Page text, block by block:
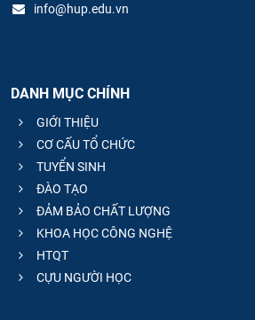
info@hup.edu.vn
DANH MỤC CHÍNH
GIỚI THIỆU
CƠ CẤU TỔ CHỨC
TUYỂN SINH
ĐÀO TẠO
ĐẢM BẢO CHẤT LƯỢNG
KHOA HỌC CÔNG NGHỆ
HTQT
CỰU NGƯỜI HỌC